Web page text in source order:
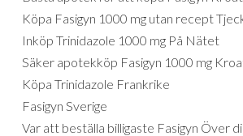
Köpa Fasigyn 1000 mg utan recept
Inköp Trinidazole 1000 mg På Nätet
Säker apotekköp Fasigyn 1000 mg
Köpa Trinidazole Frankrike
Fasigyn Sverige
Var att beställa billigaste Fasigyn Över